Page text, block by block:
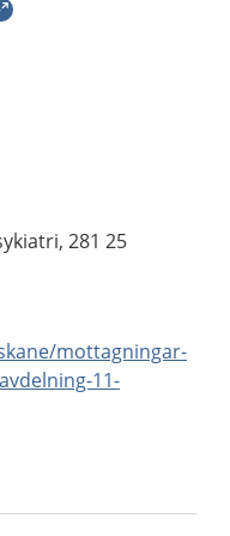
281 25
mottagningar-
11-